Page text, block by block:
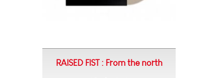
RAISED FIST : From the north